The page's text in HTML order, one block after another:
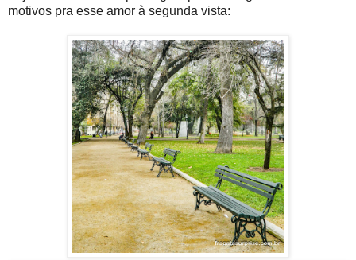
motivos pra esse amor à segunda vista: